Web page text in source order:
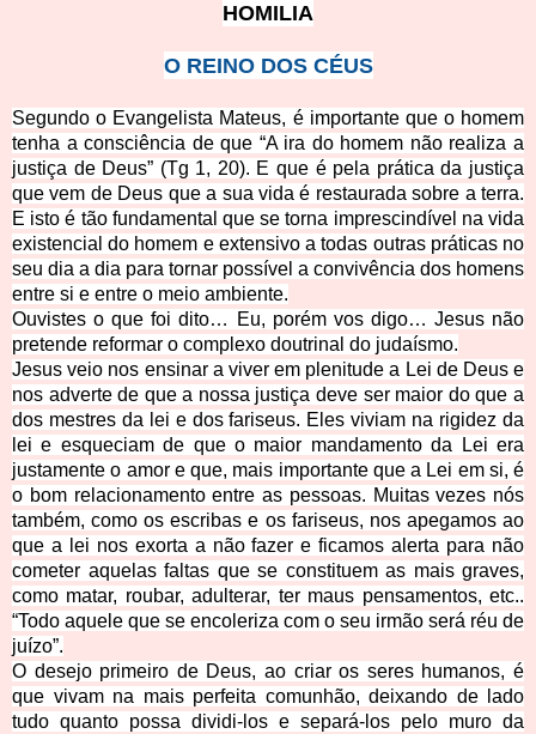
HOMILIA
O REINO DOS CÉUS
Segundo o Evangelista Mateus, é importante que o homem
tenha a consciência de que “A ira do homem não realiza a
justiça de Deus” (Tg 1, 20). E que é pela prática da justiça
que vem de Deus que a sua vida é restaurada sobre a terra.
E isto é tão fundamental que se torna imprescindível na vida
existencial do homem e extensivo a todas outras práticas no
seu dia a dia para tornar possível a convivência dos homens
entre si e entre o meio ambiente.
Ouvistes o que foi dito… Eu, porém vos digo… Jesus não
pretende reformar o complexo doutrinal do judaísmo.
Jesus veio nos ensinar a viver em plenitude a Lei de Deus e
nos adverte de que a nossa justiça deve ser maior do que a
dos mestres da lei e dos fariseus. Eles viviam na rigidez da
lei e esqueciam de que o maior mandamento da Lei era
justamente o amor e que, mais importante que a Lei em si, é
o bom relacionamento entre as pessoas. Muitas vezes nós
também, como os escribas e os fariseus, nos apegamos ao
que a lei nos exorta a não fazer e ficamos alerta para não
cometer aquelas faltas que se constituem as mais graves,
como matar, roubar, adulterar, ter maus pensamentos, etc..
“Todo aquele que se encoleriza com o seu irmão será réu de
juízo”.
O desejo primeiro de Deus, ao criar os seres humanos, é
que vivam na mais perfeita comunhão, deixando de lado
tudo quanto possa dividi-los e separá-los pelo muro da